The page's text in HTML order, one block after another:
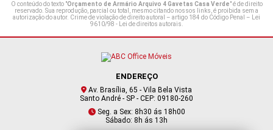
O conteúdo do texto "Orçamento de Armário Arquivo 4 Gavetas Casa Verde" é de direito
reservado. Sua reprodução, parcial ou total, mesmo citando nossos links, é proibida sem a
autorização do autor. Crime de violação de direito autoral – artigo 184 do Código Penal – Lei
9610/98 - Lei de direitos autorais.
ENDEREÇO
Av. Brasília, 65 - Vila Bela Vista
Santo André - SP - CEP: 09180-260
Seg. a Sex: 8h30 ás 18h00
Sábado: 8h ás 13h